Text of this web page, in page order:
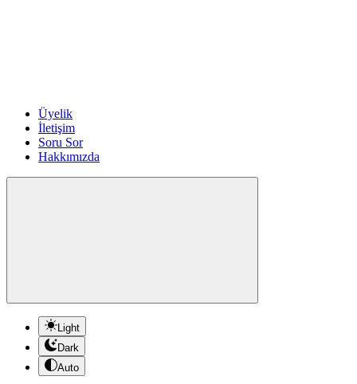
Üyelik
İletişim
Soru Sor
Hakkımızda
Light
Dark
Auto